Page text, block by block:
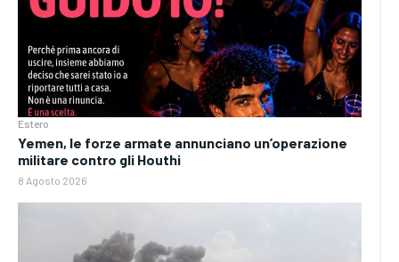
Estero
Yemen, le forze armate annunciano un’operazione
militare contro gli Houthi
8 Agosto 2026